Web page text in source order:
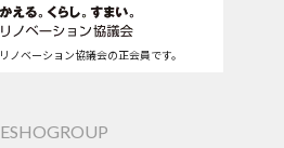
ノベーション協議会の正会員です。